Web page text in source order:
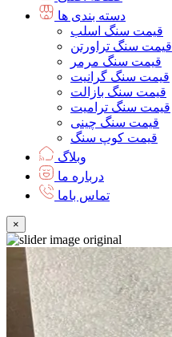
دسته بندی ها
قیمت سنگ اسلب
قیمت سنگ تراورتن
قیمت سنگ مرمر
قیمت سنگ گرانیت
قیمت سنگ بازالت
قیمت سنگ ترامیت
قیمت سنگ چینی
قیمت کوپ سنگ
وبلاگ
درباره ما
تماس باما
×